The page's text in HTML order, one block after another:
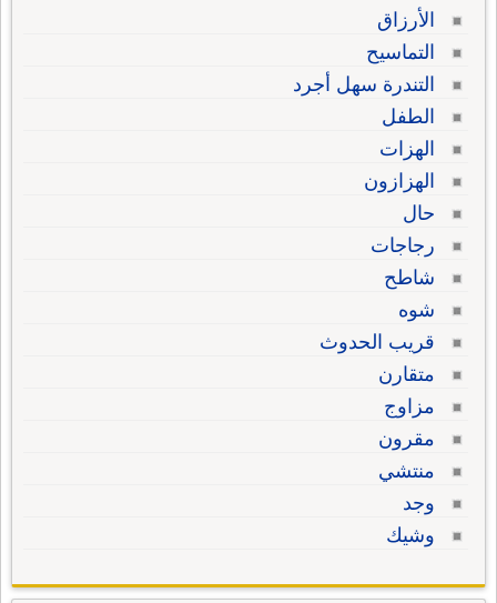
الأرزاق
التماسيح
التندرة سهل أجرد
الطفل
الهزات
الهزازون
حال
رجاجات
شاطح
شوه
قريب الحدوث
متقارن
مزاوج
مقرون
منتشي
وجد
وشيك